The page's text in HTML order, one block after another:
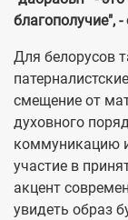
благополучие",
Для белорусов
смещение от
духовного
коммуникацию
участие в
акцент
увидеть образ